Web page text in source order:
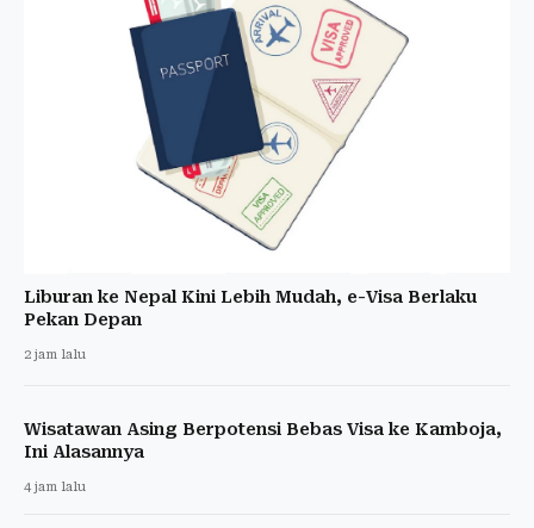
Liburan ke Nepal Kini Lebih Mudah, e-Visa Berlaku
Pekan Depan
2 jam lalu
Wisatawan Asing Berpotensi Bebas Visa ke Kamboja,
Ini Alasannya
4 jam lalu